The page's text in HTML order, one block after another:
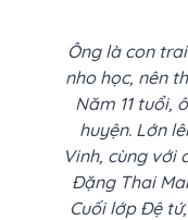
Ông là con
nho học, nên
Năm 11 tuổi,
huyện. Lớn
Vinh, cùng với
Đặng Thai
Cuối lớp Đệ